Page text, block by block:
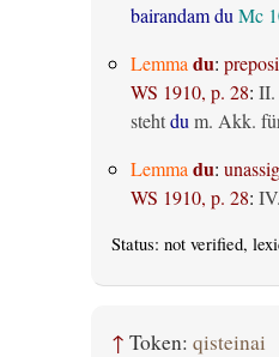
bairandam du Mc
Lemma du:
WS 1910, p. 28: II.
stehtdu m. Akk.
Lemma du:
WS 1910, p. 28: IV.
Status: not verified,
↑ Token: qisteinai